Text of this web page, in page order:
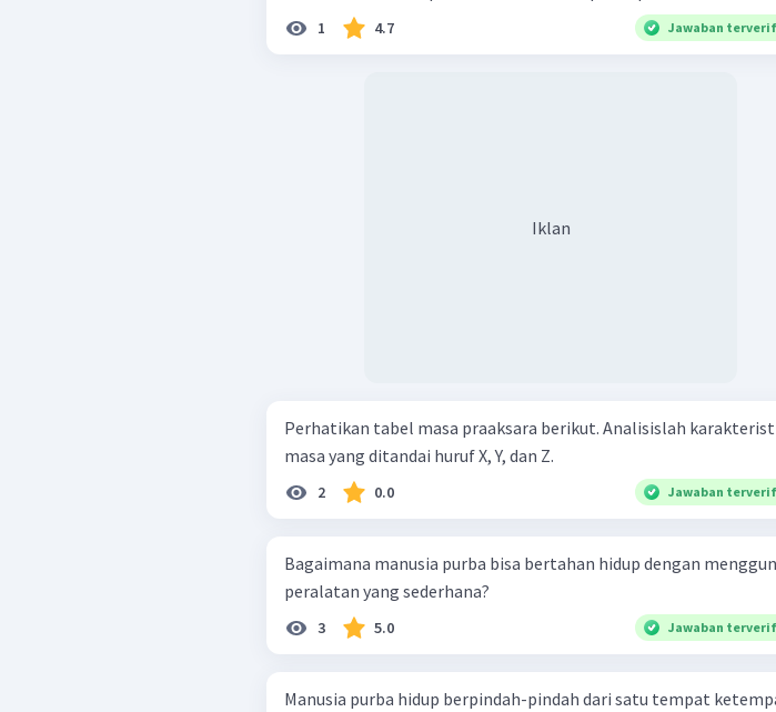
1 4.7 Jawaban
Iklan
Perhatikan tabel masa praaksara berikut. Analisislah karakteristik
masa yang ditandai huruf X, Y, dan Z.
2 0.0 Jawaban
Bagaimana manusia purba bisa bertahan hidup dengan
peralatan yang sederhana?
3 5.0 Jawaban
Manusia purba hidup berpindah-pindah dari satu tempat